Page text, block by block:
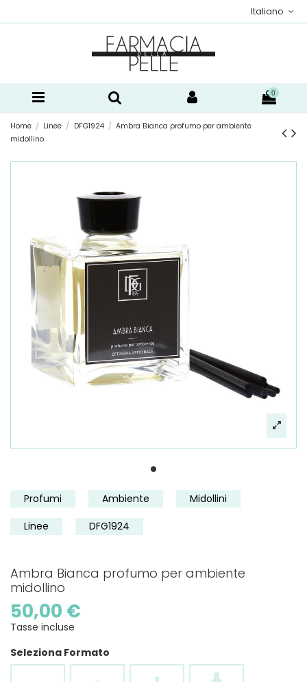
Italiano
0
Home Linee DFG1924
Ambra Bianca profumo per ambiente
midollino
Profumi Ambiente
Midollini
Linee
DFG1924
Ambra Bianca profumo per ambiente
midollino
50,00 €
Tasse incluse
Seleziona Formato